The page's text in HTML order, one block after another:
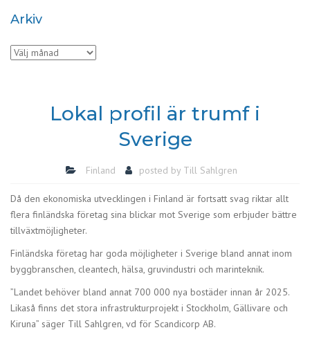
Arkiv
Arkiv
Lokal profil är trumf i
Sverige
Finland posted by Till Sahlgren
Då den ekonomiska utvecklingen i Finland är fortsatt svag riktar allt
flera finländska företag sina blickar mot Sverige som erbjuder bättre
tillväxtmöjligheter.
Finländska företag har goda möjligheter i Sverige bland annat inom
byggbranschen, cleantech, hälsa, gruvindustri och marinteknik.
”Landet behöver bland annat 700 000 nya bostäder innan år 2025.
Likaså finns det stora infrastrukturprojekt i Stockholm, Gällivare och
Kiruna” säger Till Sahlgren, vd för Scandicorp AB.